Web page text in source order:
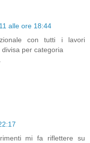
alle ore 18:44
con tutti i lavori
per categoria
mi fa riflettere su